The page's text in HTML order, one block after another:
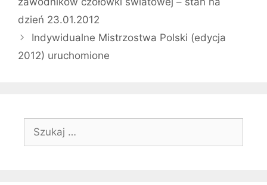
dzień 23.01.2012
Indywidualne Mistrzostwa Polski (edycja
2012) uruchomione